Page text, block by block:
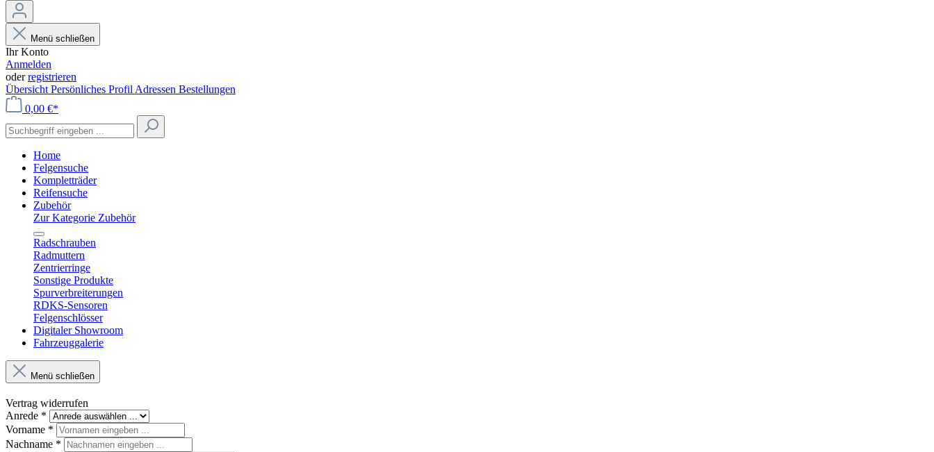
Menü schließen
Ihr Konto
Anmelden
oderregistrieren
Übersicht Persönliches Profil Adressen Bestellungen
0,00 €*
Home
Felgensuche
Kompletträder
Reifensuche
Zubehör
Zur Kategorie Zubehör
Radschrauben
Radmuttern
Zentrierringe
Sonstige Produkte
Spurverbreiterungen
RDKS-Sensoren
Felgenschlösser
Digitaler Showroom
Fahrzeuggalerie
Menü schließen
Vertrag widerrufen
Anrede *
Vorname *
Nachname *